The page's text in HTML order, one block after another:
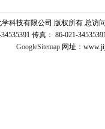
科技有限公司 版权所有 总访
传真： 86-021-
GoogleSitemap 网址：